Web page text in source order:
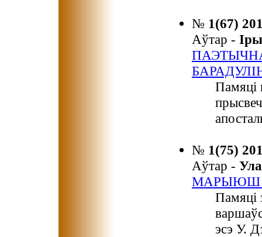
№ 1(67)
Аўтар -
Памяці
№ 1(75)
Аўтар -
МАРЫЮШ
Памяці
эсэ У.